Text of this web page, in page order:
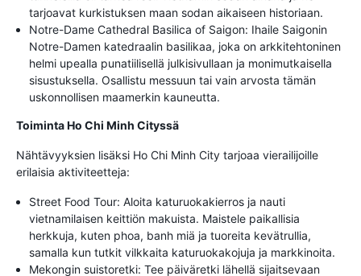
tarjoavat kurkistuksen maan sodan aikaiseen historiaan.
Notre-Dame Cathedral Basilica of Saigon: Ihaile Saigonin
Notre-Damen katedraalin basilikaa, joka on arkkitehtoninen
helmi upealla punatiilisellä julkisivullaan ja monimutkaisella
sisustuksella. Osallistu messuun tai vain arvosta tämän
uskonnollisen maamerkin kauneutta.
Toiminta Ho Chi Minh Cityssä
Nähtävyyksien lisäksi Ho Chi Minh City tarjoaa vierailijoille
erilaisia aktiviteetteja:
Street Food Tour: Aloita katuruokakierros ja nauti
vietnamilaisen keittiön makuista. Maistele paikallisia
herkkuja, kuten phoa, banh miä ja tuoreita kevätrullia,
samalla kun tutkit vilkkaita katuruokakojuja ja markkinoita.
Mekongin suistoretki: Tee päiväretki lähellä sijaitsevaan